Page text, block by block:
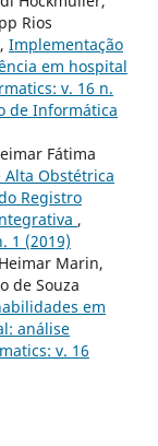
Rios
Implementação
em hospital
v. 16 n.
de Informática
Fátima
Obstétrica
Registro
,
1 (2019)
Marin,
de Souza
em
análise
v. 16